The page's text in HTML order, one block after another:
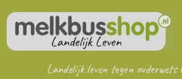
Landelijk leven tegen ouderwets